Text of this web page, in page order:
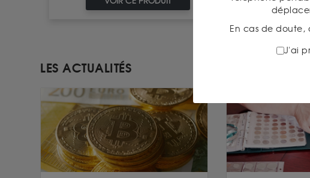
LES ACTUALITÉS
En cas de
J'ai